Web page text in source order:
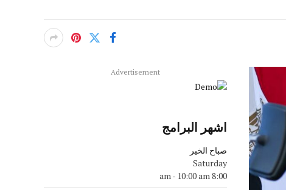
Advertisement
اشهر البرامج
صباح الخير
Saturday
8:00 am
- 10:00 am